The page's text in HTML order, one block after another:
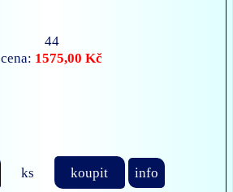
44
cena: 1575,00 Kč
ks koupit info